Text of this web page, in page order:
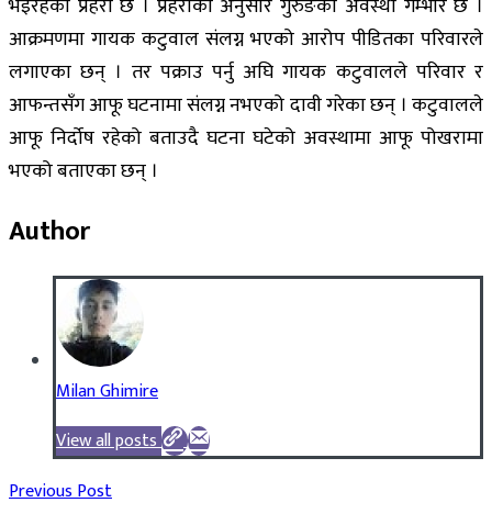
भइरहेको प्रहरी छ । प्रहरीका अनुसार गुरुङको अवस्था गम्भीर छ ।
आक्रमणमा गायक कटुवाल संलग्न भएको आरोप पीडितका परिवारले
लगाएका छन् । तर पक्राउ पर्नु अघि गायक कटुवालले परिवार र
आफन्तसँग आफू घटनामा संलग्न नभएको दावी गरेका छन् । कटुवालले
आफू निर्दोष रहेको बताउदै घटना घटेको अवस्थामा आफू पोखरामा
भएको बताएका छन् ।
Author
Milan Ghimire
View all posts
Previous Post